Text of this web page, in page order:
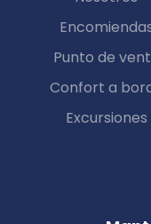
Punto de
Confort a
Excursiones